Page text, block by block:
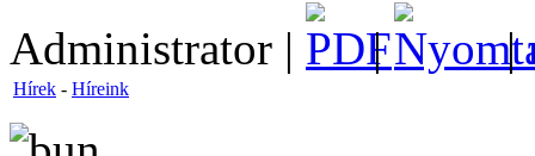
Administrator | | |
Hírek - Híreink